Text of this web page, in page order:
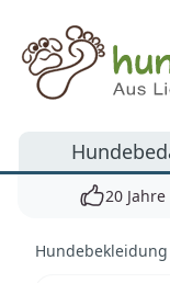
Hundeshop.de
20
Hundebekleidung